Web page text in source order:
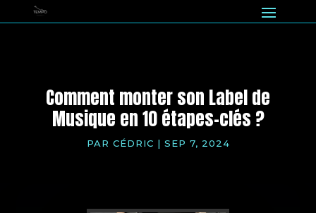
Comment monter son Label de
Musique en 10 étapes-clés ?
PAR CÉDRIC | SEP 7, 2024